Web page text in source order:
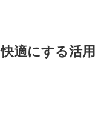
適にする活用